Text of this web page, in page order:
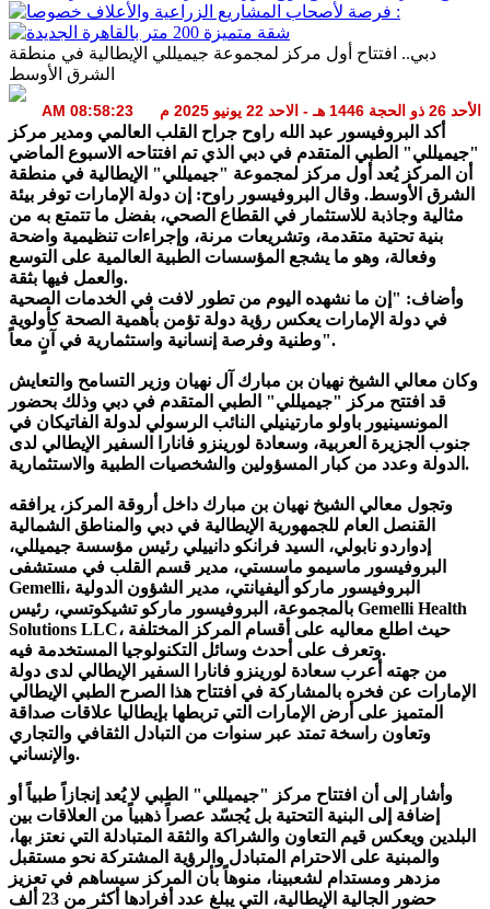
دبي.. افتتاح أول مركز لمجموعة جيميللي الإيطالية في منطقة
الشرق الأوسط
الأحد 26 ذو الحجة 1446 هـ - الاحد 22 يونيو 2025 م 08:58:23 AM
أكد البروفيسور عبد الله راوح جراح القلب العالمي ومدير مركز
"جيميللي" الطبي المتقدم في دبي الذي تم افتتاحه الاسبوع الماضي
أن المركز يُعد أول مركز لمجموعة "جيميللي" الإيطالية في منطقة
الشرق الأوسط. وقال البروفيسور راوح: إن دولة الإمارات توفر بيئة
مثالية وجاذبة للاستثمار في القطاع الصحي، بفضل ما تتمتع به من
بنية تحتية متقدمة، وتشريعات مرنة، وإجراءات تنظيمية واضحة
وفعالة، وهو ما يشجع المؤسسات الطبية العالمية على التوسع
والعمل فيها بثقة.
وأضاف: "إن ما نشهده اليوم من تطور لافت في الخدمات الصحية
في دولة الإمارات يعكس رؤية دولة تؤمن بأهمية الصحة كأولوية
وطنية وفرصة إنسانية واستثمارية في آنٍ معاً".
وكان معالي الشيخ نهيان بن مبارك آل نهيان وزير التسامح والتعايش
قد افتتح مركز "جيميللي" الطبي المتقدم في دبي وذلك بحضور
المونسينيور باولو مارتينيلي النائب الرسولي لدولة الفاتيكان في
جنوب الجزيرة العربية، وسعادة لورينزو فانارا السفير الإيطالي لدى
الدولة وعدد من كبار المسؤولين والشخصيات الطبية والاستثمارية.
وتجول معالي الشيخ نهيان بن مبارك داخل أروقة المركز، يرافقه
القنصل العام للجمهورية الإيطالية في دبي والمناطق الشمالية
إدواردو نابولي، السيد فرانكو دانييلي رئيس مؤسسة جيميللي،
البروفيسور ماسيمو ماسستي، مدير قسم القلب في مستشفى
Gemelli، البروفيسور ماركو أليفيانتي، مدير الشؤون الدولية
بالمجموعة، البروفيسور ماركو تشيكوتسي، رئيس Gemelli Health
Solutions LLC، حيث اطلع معاليه على أقسام المركز المختلفة
وتعرف على أحدث وسائل التكنولوجيا المستخدمة فيه.
من جهته أعرب سعادة لورينزو فانارا السفير الإيطالي لدى دولة
الإمارات عن فخره بالمشاركة في افتتاح هذا الصرح الطبي الإيطالي
المتميز على أرض الإمارات التي تربطها بإيطاليا علاقات صداقة
وتعاون راسخة تمتد عبر سنوات من التبادل الثقافي والتجاري
والإنساني.
وأشار إلى أن افتتاح مركز "جيميللي" الطبي لا يُعد إنجازاً طبياً أو
إضافة إلى البنية التحتية بل يُجسّد عصراً ذهبياً من العلاقات بين
البلدين ويعكس قيم التعاون والشراكة والثقة المتبادلة التي نعتز بها،
والمبنية على الاحترام المتبادل والرؤية المشتركة نحو مستقبل
مزدهر ومستدام لشعبينا، منوهاً بأن المركز سيساهم في تعزيز
حضور الجالية الإيطالية، التي يبلغ عدد أفرادها أكثر من 23 ألف